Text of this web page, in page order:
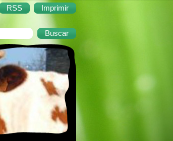
RSS Imprimir